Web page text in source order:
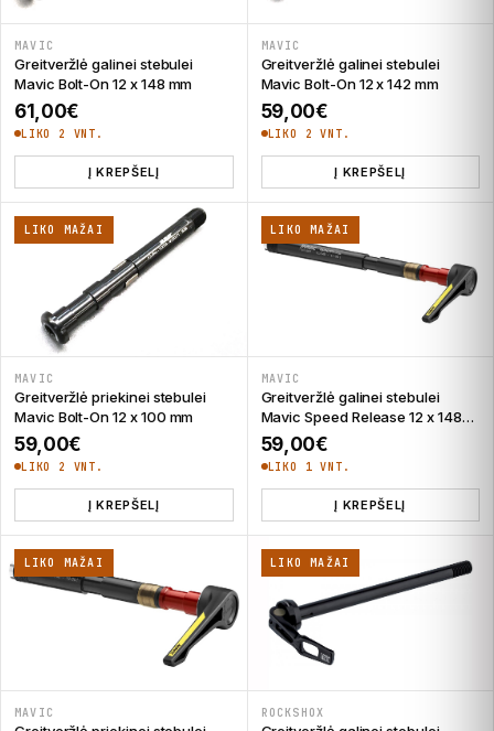
MAVIC
Greitveržlė galinei stebulei
Mavic Bolt-On 12 x 148 mm
61,00€
LIKO 2 VNT.
Į KREPŠELĮ
MAVIC
Greitveržlė galinei stebulei
Mavic Bolt-On 12 x 142 mm
59,00€
LIKO 2 VNT.
Į KREPŠELĮ
LIKO MAŽAI
MAVIC
Greitveržlė priekinei stebulei
Mavic Bolt-On 12 x 100 mm
59,00€
LIKO 2 VNT.
Į KREPŠELĮ
LIKO MAŽAI
MAVIC
Greitveržlė galinei stebulei
Mavic Speed Release 12 x 148
mm
59,00€
LIKO 1 VNT.
Į KREPŠELĮ
LIKO MAŽAI
MAVIC
LIKO MAŽAI
ROCKSHOX